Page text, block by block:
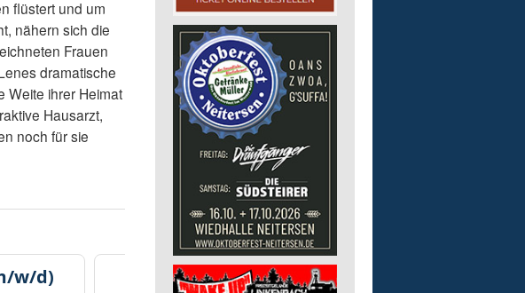
flüstert und um
nähern sich die
Frauen
dramatische
Weite ihrer Heimat
Hausarzt,
noch für sie
w/d) Finanz- und